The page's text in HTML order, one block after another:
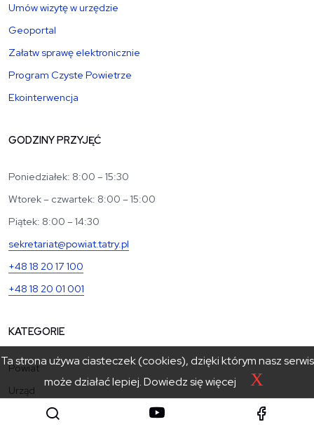
Umów wizytę w urzędzie
Geoportal
Załatw sprawę elektronicznie
Program Czyste Powietrze
Ekointerwencja
GODZINY PRZYJĘĆ
Poniedziałek: 8:00 – 15:30
Wtorek – czwartek: 8:00 – 15:00
Piątek: 8:00 – 14:30
sekretariat@powiat.tatry.pl
+48 18 20 17 100
+48 18 20 01 001
KATEGORIE
Powiat
Urząd
Ta strona używa ciasteczek (cookies), dzięki którym nasz serwis
może działać lepiej.Dowiedz się więcej X